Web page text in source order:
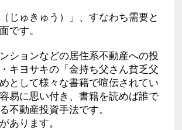
じゅきゅう）」、すなわち需要と
です。
ションなどの居住系不動産への投
キヨサキの「金持ち父さん貧乏父
として様々な書籍で喧伝されてい
易に思い付き、書籍を読めば誰で
不動産投資手法です。
あります。